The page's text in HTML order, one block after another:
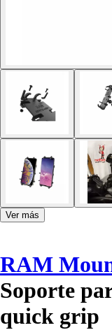
Ver más
RAM
Soporte
quick grip